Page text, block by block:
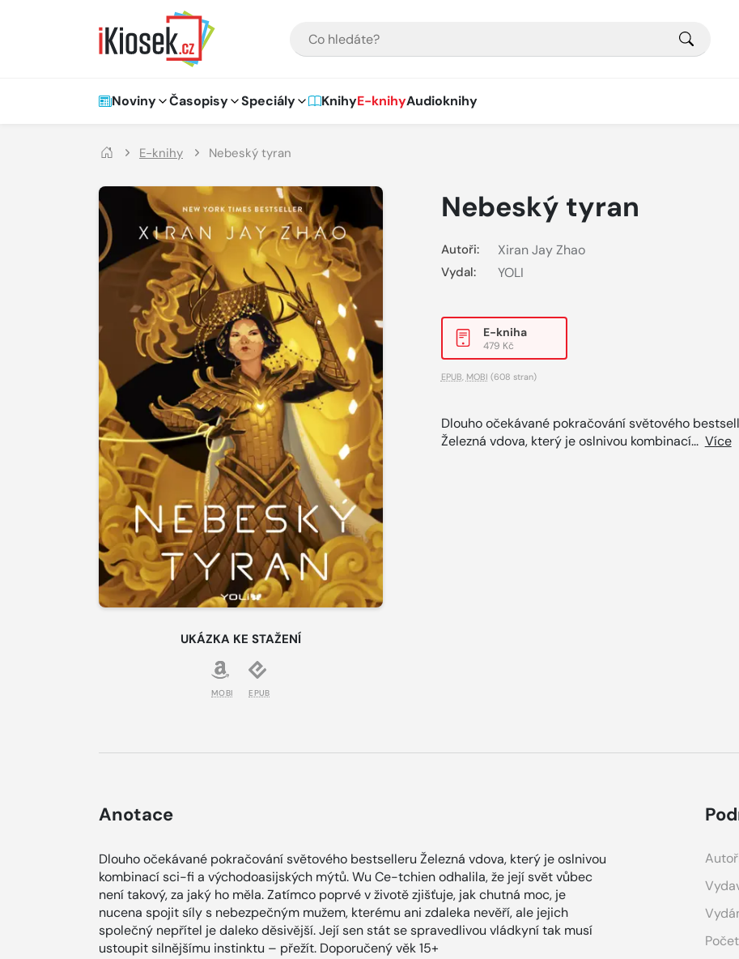
Hlavní navigace
Noviny Časopisy Speciály KnihyE-knihyAudioknihy
E-knihy Nebeský tyran
UKÁZKA KE STAŽENÍ
MOBI EPUB
Nebeský tyran
Autoři: Xiran Jay Zhao
Vydal: YOLI
E-kniha
479 Kč
EPUB MOBI (608 stran)
Dlouho očekávané pokračování světového
Železná vdova, který je oslnivou kombinací... Více
Anotace
Dlouho očekávané pokračování světového bestselleru Železná vdova, který je oslnivou
kombinací sci-fi a východoasijských mýtů. Wu Ce-tchien odhalila, že její svět vůbec
není takový, za jaký ho měla. Zatímco poprvé v životě zjišťuje, jak chutná moc, je
nucena spojit síly s nebezpečným mužem, kterému ani zdaleka nevěří, ale jejich
společný nepřítel je daleko děsivější. Její sen stát se spravedlivou vládkyní tak musí
ustoupit silnějšímu instinktu – přežít. Doporučený věk 15+